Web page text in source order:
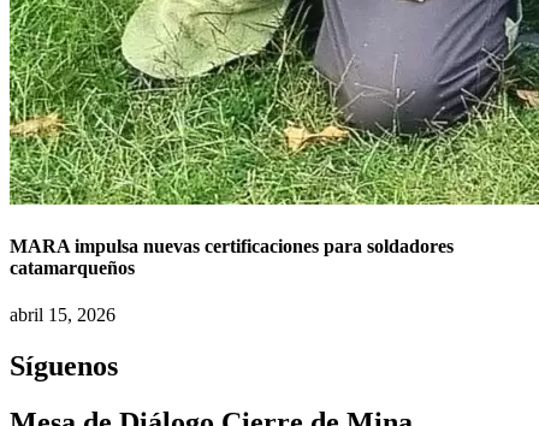
MARA impulsa nuevas certificaciones para soldadores
catamarqueños
abril 15, 2026
Síguenos